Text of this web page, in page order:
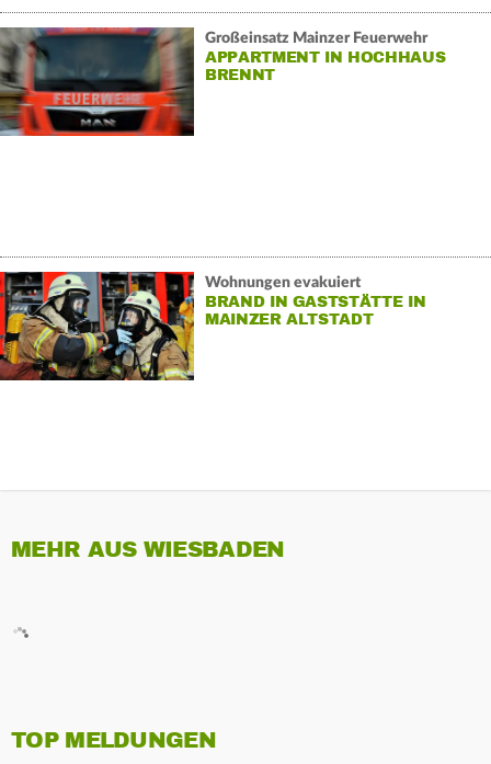
Großeinsatz Mainzer Feuerwehr
APPARTMENT IN HOCHHAUS
BRENNT
Wohnungen evakuiert
BRAND IN GASTSTÄTTE IN
MAINZER ALTSTADT
MEHR AUS WIESBADEN
TOP MELDUNGEN